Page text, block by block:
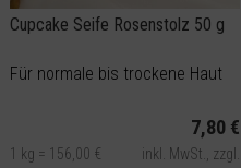
Cupcake Seife Rosenstolz 50 g
Für normale bis trockene Haut
7,80 €
1 kg = 156,00 € inkl. MwSt., zzgl.